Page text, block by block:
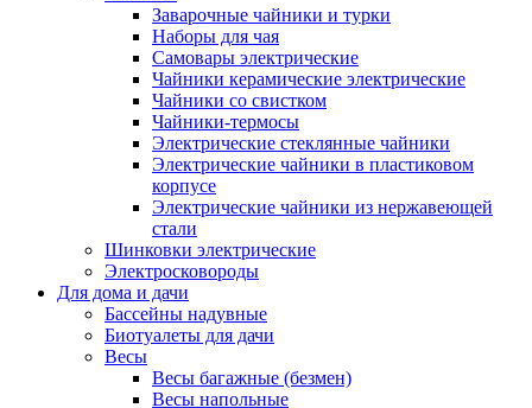
Заварочные чайники и турки
Наборы для чая
Самовары электрические
Чайники керамические электрические
Чайники со свистком
Чайники-термосы
Электрические стеклянные чайники
Электрические чайники в пластиковом
корпусе
Электрические чайники из нержавеющей
стали
Шинковки электрические
Электросковороды
Для дома и дачи
Бассейны надувные
Биотуалеты для дачи
Весы
Весы багажные (безмен)
Весы напольные